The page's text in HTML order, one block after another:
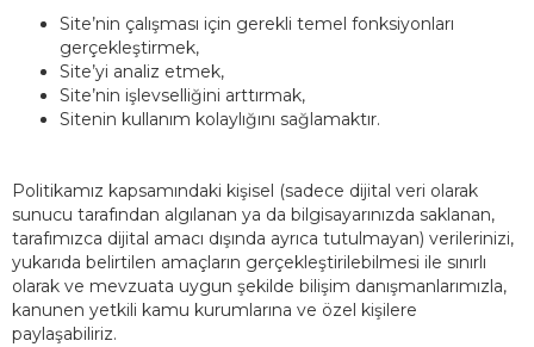
Site’nin çalışması için gerekli temel fonksiyonları
gerçekleştirmek,
Site’yi analiz etmek,
Site’nin işlevselliğini arttırmak,
Sitenin kullanım kolaylığını sağlamaktır.
Politikamız kapsamındaki kişisel (sadece dijital veri olarak
sunucu tarafından algılanan ya da bilgisayarınızda saklanan,
tarafımızca dijital amacı dışında ayrıca tutulmayan) verilerinizi,
yukarıda belirtilen amaçların gerçekleştirilebilmesi ile sınırlı
olarak ve mevzuata uygun şekilde bilişim danışmanlarımızla,
kanunen yetkili kamu kurumlarına ve özel kişilere
paylaşabiliriz.